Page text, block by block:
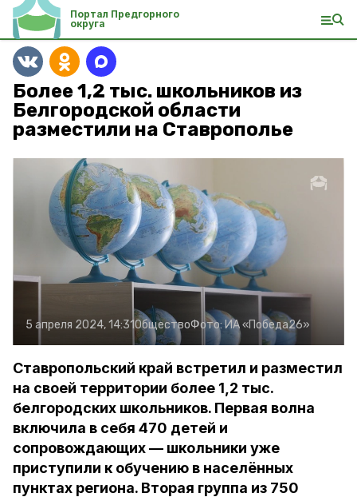
Портал Предгорного
округа
Более 1,2 тыс. школьников из
Белгородской области
разместили на Ставрополье
5 апреля 2024, 14:31ОбществоФото:ИА «Победа26»
Ставропольский край встретил и разместил
на своей территории более 1,2 тыс.
белгородских школьников. Первая волна
включила в себя 470 детей и
сопровождающих — школьники уже
приступили к обучению в населённых
пунктах региона. Вторая группа из 750